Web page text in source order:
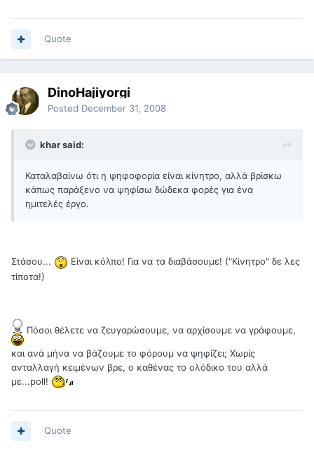
Quote
DinoHajiyorgi
Posted December 31, 2008
khar said:
Καταλαβαίνω ότι η ψηφοφορία είναι κίνητρο, αλλά βρίσκω
κάπως παράξενο να ψηφίσω δώδεκα φορές για ένα
ημιτελές έργο.
Στάσου...
Είναι κόλπο! Για να τα διαβάσουμε! ("Κίνητρο" δε λες
τίποτα!)
Πόσοι θέλετε να ζευγαρώσουμε, να αρχίσουμε να γράφουμε,
και ανά μήνα να βάζουμε το φόρουμ να ψηφίζει; Χωρίς
ανταλλαγή κειμένων βρε, ο καθένας το ολόδικο του αλλά
με...poll!
Quote